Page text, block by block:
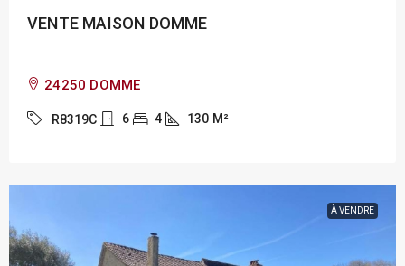
VENTE MAISON DOMME
24250 DOMME
R8319C 6 4 130 M²
À VENDRE